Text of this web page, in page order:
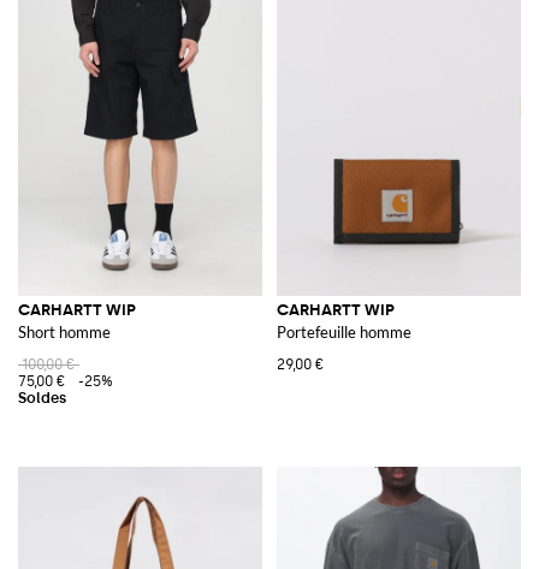
CARHARTT WIP
Short homme
100,00 €
75,00 €
-25%
CARHARTT WIP
Portefeuille homme
29,00 €